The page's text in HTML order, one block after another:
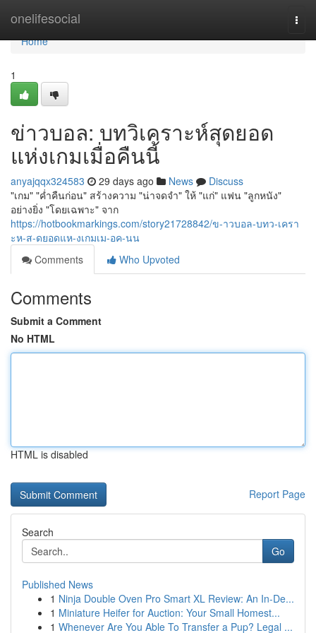
onelifesocial
Home
Home
1
ข่าวบอล: บทวิเคราะห์สุดยอด
แห่งเกมเมื่อคืนนี้
anyajqqx324583 29 days ago News
Discuss
"เกม" "ค่ำคืนก่อน" สร้างความ "น่าจดจำ" ให้ "แก่" แฟน "ลูกหนัง"
อย่างยิ่ง "โดยเฉพาะ" จาก
https://hotbookmarkings.com/story21728842/ข-าวบอล-บทว-เครา
ะห-ส-ดยอดแห-งเกมเม-อค-นน
Comments
Who Upvoted
Comments
Submit a Comment
No HTML
HTML is disabled
Report Page
Search
Go
Published News
1 Ninja Double Oven Pro Smart XL Review: An In-De...
1 Miniature Heifer for Auction: Your Small Homest...
1 Whenever Are You Able To Transfer a Pup? Legal ...